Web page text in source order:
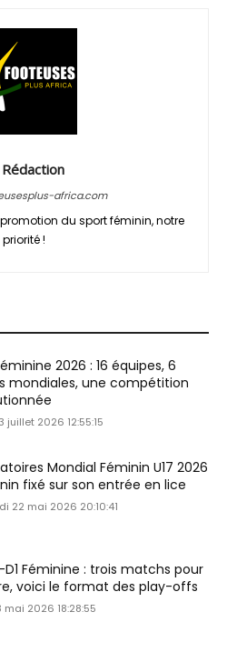
Rédaction
africa.com
du sport féminin, notre
priorité !
2026 : 16 équipes, 6
mondiales, une compétition
juillet 2026 12:55:15
Mondial Féminin U17 2026
fixé sur son entrée en lice
22 mai 2026 20:10:41
D1 Féminine : trois matchs pour
voici le format des play-offs
mai 2026 18:28:55